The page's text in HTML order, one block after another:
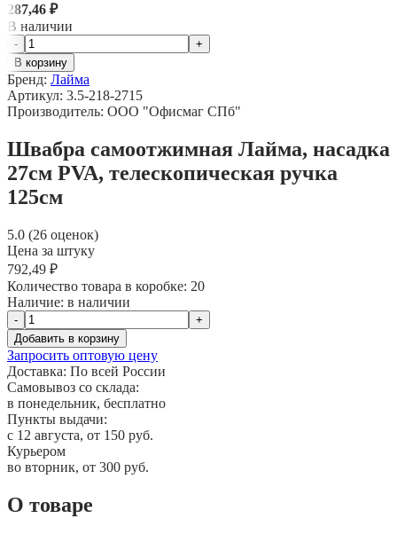
287,46 ₽
В наличии
-
+
В корзину
Бренд: Лайма
Артикул: 3.5-218-2715
Производитель: ООО "Офисмаг СПб"
Швабра самоотжимная Лайма, насадка
27см PVA, телескопическая ручка
125см
5.0 (26 оценок)
Цена за штуку
792,49 ₽
Количество товара в коробке: 20
Наличие: в наличии
-
+
Добавить в корзину
Запросить оптовую цену
Доставка: По всей России
Самовывоз со склада:
в понедельник, бесплатно
Пункты выдачи:
c 12 августа, от 150 руб.
Курьером
во вторник, от 300 руб.
О товаре